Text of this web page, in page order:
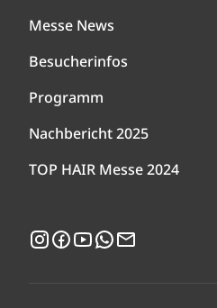
Messe News
Besucherinfos
Programm
Nachbericht 2025
TOP HAIR Messe 2024
Instagram
Facebook
YouTubeWhatsApp